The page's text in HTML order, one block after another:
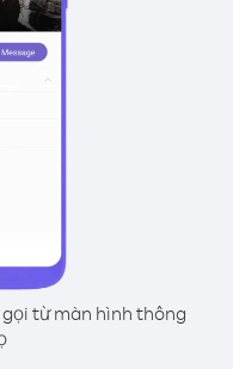
từ màn hình thông